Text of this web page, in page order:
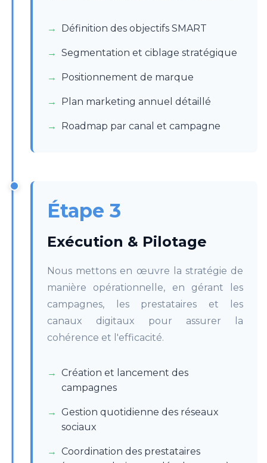
Définition des objectifs SMART
Segmentation et ciblage stratégique
Positionnement de marque
Plan marketing annuel détaillé
Roadmap par canal et campagne
Étape 3
Exécution & Pilotage
Nous mettons en œuvre la stratégie de
manière opérationnelle, en gérant les
campagnes, les prestataires et les
canaux digitaux pour assurer la
cohérence et l'efficacité.
Création et lancement des
campagnes
Gestion quotidienne des réseaux
sociaux
Coordination des prestataires